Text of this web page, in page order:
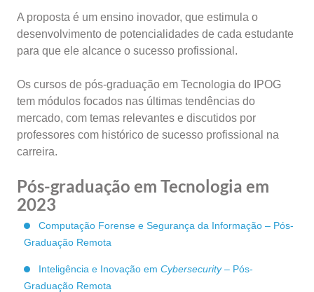
A proposta é um ensino inovador, que estimula o
desenvolvimento de potencialidades de cada estudante
para que ele alcance o sucesso profissional.
Os cursos de pós-graduação em Tecnologia do IPOG
tem módulos focados nas últimas tendências do
mercado, com temas relevantes e discutidos por
professores com histórico de sucesso profissional na
carreira.
Pós-graduação em Tecnologia em
2023
Computação Forense e Segurança da Informação – Pós-
Graduação Remota
Inteligência e Inovação em Cybersecurity– Pós-
Graduação Remota